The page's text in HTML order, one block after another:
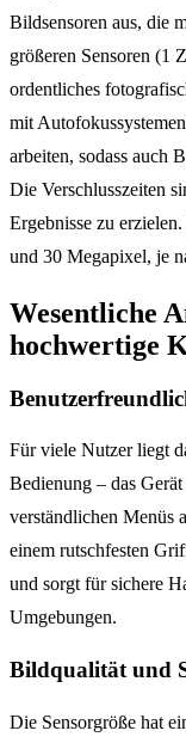
Bildsensoren aus, die
größeren Sensoren (1
ordentliches
mit
arbeiten, sodass auch
Die Verschlusszeiten
Ergebnisse zu
und 30 Megapixel, je
Wesentliche
hochwertige
Für viele Nutzer liegt
Bedienung – das
verständlichen Menüs
einem rutschfesten
und sorgt für sichere
Umgebungen.
Bildqualität und
Die Sensorgröße hat